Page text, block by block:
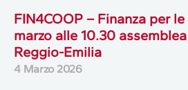
FIN4COOP – Finanza per
marzo alle 10.30
Reggio-Emilia
4 Marzo 2026